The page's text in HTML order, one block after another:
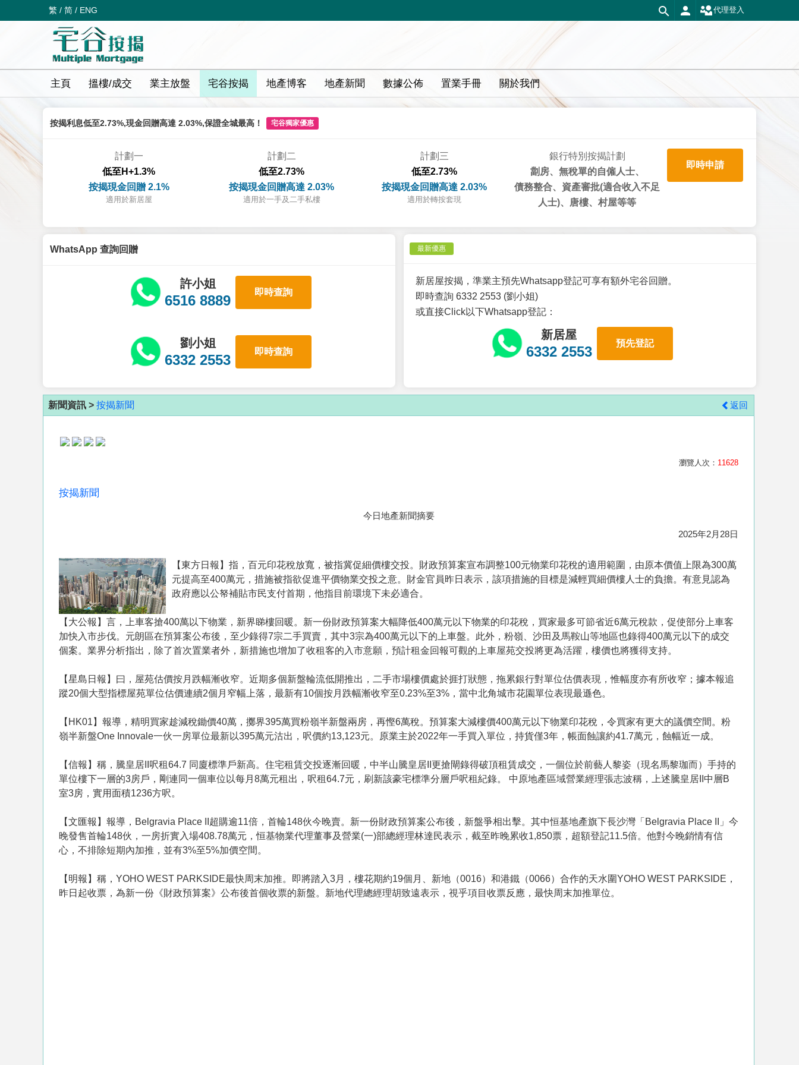
繁 / 简 / ENG 代理登入
主頁 搵樓/成交 業主放盤 宅谷按揭 地產博客 地產新聞 數據公佈 置業手冊 關於我們
按揭利息低至2.73%,現金回贈高達 2.03%,保證全城最高！ 宅谷獨家優惠
計劃一
低至H+1.3%
按揭現金回贈 2.1%
適用於新居屋
計劃二
低至2.73%
按揭現金回贈高達 2.03%
適用於一手及二手私樓
計劃三
低至2.73%
按揭現金回贈高達 2.03%
適用於轉按套現
銀行特別按揭計劃
劏房、無稅單的自僱人士、
債務整合、資產審批(適合收入不足
人士)、唐樓、村屋等等
即時申請
WhatsApp 查詢回贈
許小姐
6516 8889
即時查詢
劉小姐
6332 2553
即時查詢
最新優惠
新居屋按揭，準業主預先Whatsapp登記可享有額外宅谷回贈。
即時查詢 6332 2553 (劉小姐)
或直接Click以下Whatsapp登記：
新居屋
6332 2553
預先登記
新聞資訊 > 按揭新聞 返回
瀏覽人次： 11628
按揭新聞
今日地產新聞摘要
2025年2月28日
【東方日報】指，百元印花稅放寬，被指冀促細價樓交投。財政預算案宣布調整100元物業印花稅的適用範圍，由原本價值上限為300萬
元提高至400萬元，措施被指欲促進平價物業交投之意。財金官員昨日表示，該項措施的目標是減輕買細價樓人士的負擔。有意見認為
政府應以公帑補貼市民支付首期，他指目前環境下未必適合。
【大公報】言，上車客搶400萬以下物業，新界睇樓回暖。新一份財政預算案大幅降低400萬元以下物業的印花稅，買家最多可節省近6萬元稅款，促使部分上車客
加快入市步伐。元朗區在預算案公布後，至少錄得7宗二手買賣，其中3宗為400萬元以下的上車盤。此外，粉嶺、沙田及馬鞍山等地區也錄得400萬元以下的成交
個案。業界分析指出，除了首次置業者外，新措施也增加了收租客的入市意願，預計租金回報可觀的上車屋苑交投將更為活躍，樓價也將獲得支持。
【星島日報】曰，屋苑估價按月跌幅漸收窄。近期多個新盤輪流低開推出，二手市場樓價處於捱打狀態，拖累銀行對單位估價表現，惟幅度亦有所收窄；據本報追
蹤20個大型指標屋苑單位估價連續2個月窄幅上落，最新有10個按月跌幅漸收窄至0.23%至3%，當中北角城市花園單位表現最遜色。
【HK01】報導，精明買家趁減稅鋤價40萬，擲界395萬買粉嶺半新盤兩房，再慳6萬稅。預算案大減樓價400萬元以下物業印花稅，令買家有更大的議價空間。粉
嶺半新盤One Innovale一伙一房單位最新以395萬元沽出，呎價約13,123元。原業主於2022年一手買入單位，持貨僅3年，帳面蝕讓約41.7萬元，蝕幅近一成。
【信報】稱，騰皇居II呎租64.7 同廈標準戶新高。住宅租賃交投逐漸回暖，中半山騰皇居II更搶閘錄得破頂租賃成交，一個位於前藝人黎姿（現名馬黎珈而）手持的
單位樓下一層的3房戶，剛連同一個車位以每月8萬元租出，呎租64.7元，刷新該豪宅標準分層戶呎租紀錄。 中原地產區域營業經理張志波稱，上述騰皇居II中層B
室3房，實用面積1236方呎。
【文匯報】報導，Belgravia Place II超購逾11倍，首輪148伙今晚賣。新一份財政預算案公布後，新盤爭相出擊。其中恒基地產旗下長沙灣「Belgravia Place II」今
晚發售首輪148伙，一房折實入場408.78萬元，恒基物業代理董事及營業(一)部總經理林達民表示，截至昨晚累收1,850票，超額登記11.5倍。他對今晚銷情有信
心，不排除短期內加推，並有3%至5%加價空間。
【明報】稱，YOHO WEST PARKSIDE最快周末加推。即將踏入3月，樓花期約19個月、新地（0016）和港鐵（0066）合作的天水圍YOHO WEST PARKSIDE，
昨日起收票，為新一份《財政預算案》公布後首個收票的新盤。新地代理總經理胡致遠表示，視乎項目收票反應，最快周末加推單位。